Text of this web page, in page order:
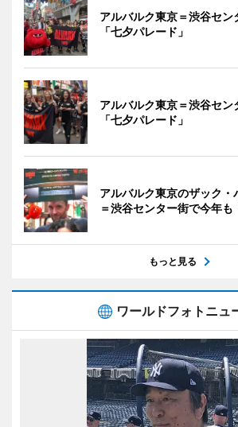
アルバルク東京＝渋谷セン
「七夕パレード」
アルバルク東京＝渋谷セン
「七夕パレード」
アルバルク東京のザック・
＝渋谷センター街で今年も
もっと見る
ワールドフォトニュ